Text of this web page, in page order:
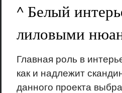
^ Белый
лиловыми
Главная роль в
как и надлежит
данного проекта